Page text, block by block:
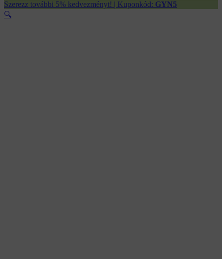
Szerezz további 5% kedvezményt! | Kuponkód: GYN5
🔍